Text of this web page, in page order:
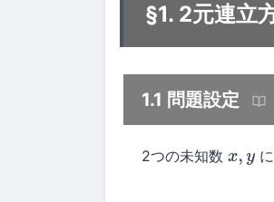
§1. 2元連立
1.1 問題設定
2つの未知数 x,y に